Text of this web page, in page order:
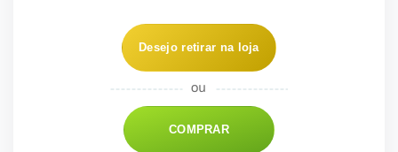
Desejo retirar na loja
COMPRAR